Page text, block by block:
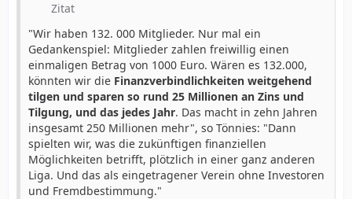
Zitat
"Wir haben 132. 000 Mitglieder. Nur mal ein
Gedankenspiel: Mitglieder zahlen freiwillig einen
einmaligen Betrag von 1000 Euro. Wären es 132.000,
könnten wir die Finanzverbindlichkeiten weitgehend
tilgen und sparen so rund 25 Millionen an Zins und
Tilgung, und das jedes Jahr. Das macht in zehn Jahren
insgesamt 250 Millionen mehr", so Tönnies: "Dann
spielten wir, was die zukünftigen finanziellen
Möglichkeiten betrifft, plötzlich in einer ganz anderen
Liga. Und das als eingetragener Verein ohne Investoren
und Fremdbestimmung."